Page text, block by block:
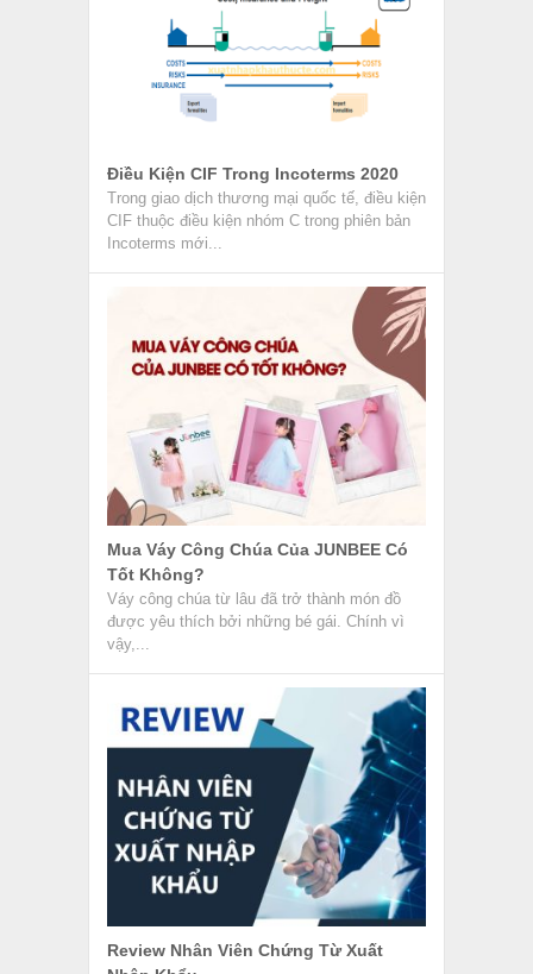
Điều Kiện CIF Trong Incoterms 2020
Trong giao dịch thương mại quốc tế, điều kiện
CIF thuộc điều kiện nhóm C trong phiên bản
Incoterms mới...
Mua Váy Công Chúa Của JUNBEE Có
Tốt Không?
Váy công chúa từ lâu đã trở thành món đồ
được yêu thích bởi những bé gái. Chính vì
vậy,...
Review Nhân Viên Chứng Từ Xuất